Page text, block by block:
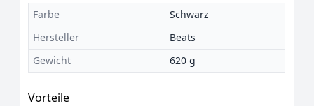
Farbe
Schwarz
Hersteller
Beats
Gewicht
620 g
Vorteile